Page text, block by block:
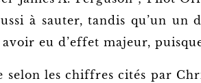
à sauter, tandis qu’un un
avoir eu d’effet majeur,
selon les chiffres cités par